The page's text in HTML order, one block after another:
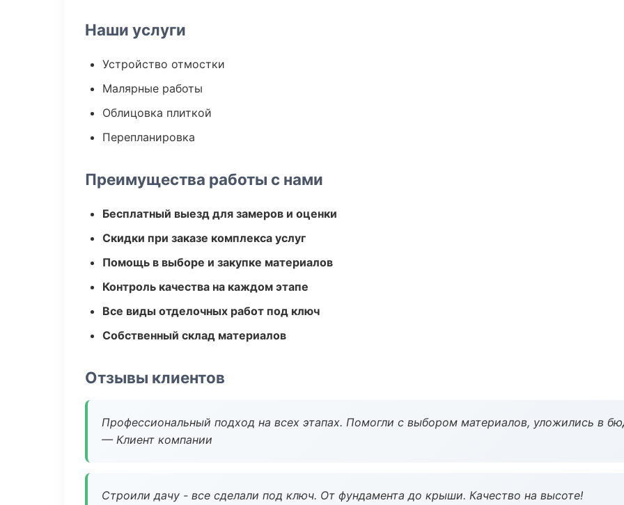
Наши услуги
Устройство отмостки
Малярные работы
Облицовка плиткой
Перепланировка
Преимущества работы с нами
Бесплатный выезд для замеров и оценки
Скидки при заказе комплекса услуг
Помощь в выборе и закупке материалов
Контроль качества на каждом этапе
Все виды отделочных работ под ключ
Собственный склад материалов
Отзывы клиентов
Профессиональный подход на всех этапах. Помогли с выбором материалов, уложились в
— Клиент компании
Строили дачу - все сделали под ключ. От фундамента до крыши. Качество на высоте!